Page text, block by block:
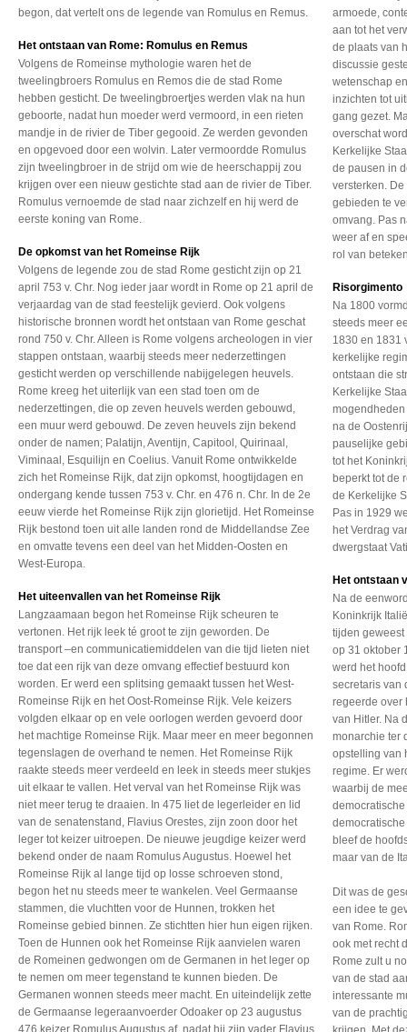
begon, dat vertelt ons de legende van Romulus en Remus.
Het ontstaan van Rome: Romulus en Remus
Volgens de Romeinse mythologie waren het de
tweelingbroers Romulus en Remos die de stad Rome
hebben gesticht. De tweelingbroertjes werden vlak na hun
geboorte, nadat hun moeder werd vermoord, in een rieten
mandje in de rivier de Tiber gegooid. Ze werden gevonden
en opgevoed door een wolvin. Later vermoordde Romulus
zijn tweelingbroer in de strijd om wie de heerschappij zou
krijgen over een nieuw gestichte stad aan de rivier de Tiber.
Romulus vernoemde de stad naar zichzelf en hij werd de
eerste koning van Rome.
De opkomst van het Romeinse Rijk
Volgens de legende zou de stad Rome gesticht zijn op 21
april 753 v. Chr. Nog ieder jaar wordt in Rome op 21 april de
verjaardag van de stad feestelijk gevierd. Ook volgens
historische bronnen wordt het ontstaan van Rome geschat
rond 750 v. Chr. Alleen is Rome volgens archeologen in vier
stappen ontstaan, waarbij steeds meer nederzettingen
gesticht werden op verschillende nabijgelegen heuvels.
Rome kreeg het uiterlijk van een stad toen om de
nederzettingen, die op zeven heuvels werden gebouwd,
een muur werd gebouwd. De zeven heuvels zijn bekend
onder de namen; Palatijn, Aventijn, Capitool, Quirinaal,
Viminaal, Esquilijn en Coelius. Vanuit Rome ontwikkelde
zich het Romeinse Rijk, dat zijn opkomst, hoogtijdagen en
ondergang kende tussen 753 v. Chr. en 476 n. Chr. In de 2e
eeuw vierde het Romeinse Rijk zijn glorietijd. Het Romeinse
Rijk bestond toen uit alle landen rond de Middellandse Zee
en omvatte tevens een deel van het Midden-Oosten en
West-Europa.
Het uiteenvallen van het Romeinse Rijk
Langzaamaan begon het Romeinse Rijk scheuren te
vertonen. Het rijk leek té groot te zijn geworden. De
transport –en communicatiemiddelen van die tijd lieten niet
toe dat een rijk van deze omvang effectief bestuurd kon
worden. Er werd een splitsing gemaakt tussen het West-
Romeinse Rijk en het Oost-Romeinse Rijk. Vele keizers
volgden elkaar op en vele oorlogen werden gevoerd door
het machtige Romeinse Rijk. Maar meer en meer begonnen
tegenslagen de overhand te nemen. Het Romeinse Rijk
raakte steeds meer verdeeld en leek in steeds meer stukjes
uit elkaar te vallen. Het verval van het Romeinse Rijk was
niet meer terug te draaien. In 475 liet de legerleider en lid
van de senatenstand, Flavius Orestes, zijn zoon door het
leger tot keizer uitroepen. De nieuwe jeugdige keizer werd
bekend onder de naam Romulus Augustus. Hoewel het
Romeinse Rijk al lange tijd op losse schroeven stond,
begon het nu steeds meer te wankelen. Veel Germaanse
stammen, die vluchtten voor de Hunnen, trokken het
Romeinse gebied binnen. Ze stichtten hier hun eigen rijken.
Toen de Hunnen ook het Romeinse Rijk aanvielen waren
de Romeinen gedwongen om de Germanen in het leger op
te nemen om meer tegenstand te kunnen bieden. De
Germanen wonnen steeds meer macht. En uiteindelijk zette
de Germaanse legeraanvoerder Odoaker op 23 augustus
476 keizer Romulus Augustus af, nadat hij zijn vader Flavius
armoede,
aan tot het
de plaats van
discussie
wetenschap
inzichten tot
gang gezet.
overschat
Kerkelijke
de pausen in
versterken.
gebieden te
omvang. Pas
weer af en
rol van
Risorgimento
Na 1800
steeds meer
1830 en 1831
kerkelijke
ontstaan die
Kerkelijke
na de
pauselijke
tot het
beperkt tot de
de Kerkelijke
Pas in 1929
het Verdrag
dwergstaat
Het ontstaan
Na de
Koninkrijk
tijden
op 31 oktober
werd het
secretaris van
regeerde over
van Hitler. Na
monarchie ter
opstelling van
regime. Er
waarbij de
bleef de
maar van de
Dit was de
een idee te
van Rome.
ook met recht
Rome zult u
van de stad
interessante
van de